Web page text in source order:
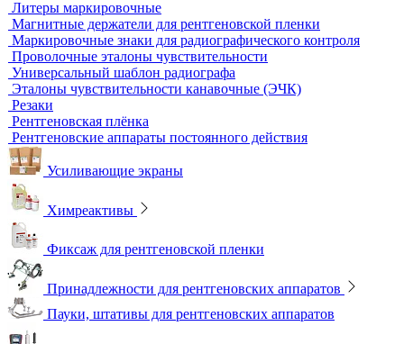
Радиационный контроль
Проявочные машины для рентгеновской пленки
Денситометры
Дозиметры
Импульсные рентгеновские аппараты
Комплексы цифровой радиографии
Кроулеры
Негатоскопы
Оцифровщики рентгеновских снимков
Плоскопанельные детекторы
Принадлежности для рентгенографии
Гибкие кассеты для рентгеновской пленки
Литеры маркировочные
Магнитные держатели для рентгеновской пленки
Маркировочные знаки для радиографического контроля
Проволочные эталоны чувствительности
Универсальный шаблон радиографа
Эталоны чувствительности канавочные (ЭЧК)
Резаки
Рентгеновская плёнка
Рентгеновские аппараты постоянного действия